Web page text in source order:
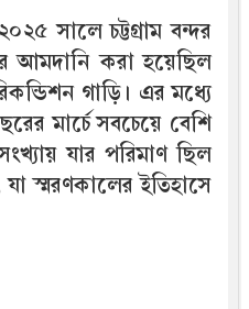
সালে চট্টগ্রাম বন্দর
আমদানি করা হয়েছিল
গাড়ি। এর মধ্যে
মার্চে সবচেয়ে বেশি
যার পরিমাণ ছিল
স্মরণকালের ইতিহাসে